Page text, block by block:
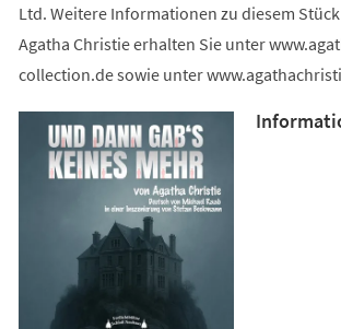
Ltd. Weitere Informationen zu diesem
Agatha Christie erhalten Sie unter
collection.de sowie unter